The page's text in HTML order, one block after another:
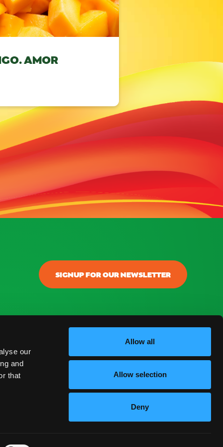
our
and
that
Allow all
Allow selection
Deny
AMOR
SIGNUP FOR OUR NEWSLETTER
Frecuentes